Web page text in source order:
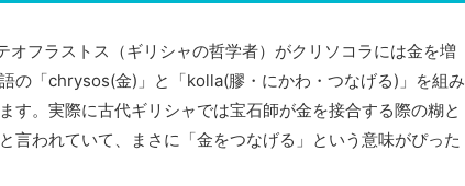
オフラストス（ギリシャの哲学者）がクリソコラには金を増
の「chrysos(金) 」と「kolla(膠・にかわ・つなげる) 」を組み
す。実際に古代ギリシャでは宝石師が金を接合する際の糊と
言われていて、まさに「金をつなげる」という意味がぴった